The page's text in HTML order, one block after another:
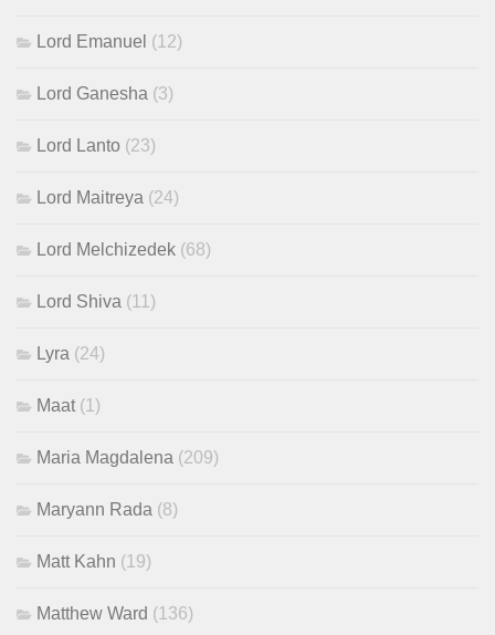
Lord Emanuel (12)
Lord Ganesha (3)
Lord Lanto (23)
Lord Maitreya (24)
Lord Melchizedek (68)
Lord Shiva (11)
Lyra (24)
Maat (1)
Maria Magdalena (209)
Maryann Rada (8)
Matt Kahn (19)
Matthew Ward (136)